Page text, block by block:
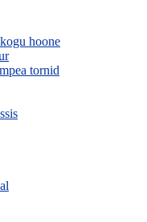
hoone
tornid